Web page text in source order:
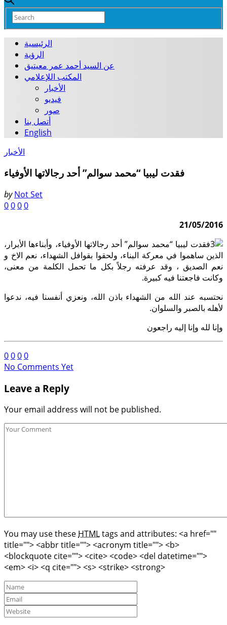
الرئيسية
الرؤية
عن السيد أحمد عمر معيتيق
المكتب اللإعلامي
الأخبار
فيديو
صور
أتصل بنا
English
الأخبار
فقدت ليبيا “محمد سوالم” أحد رجالاتها الأوفياء
by Not Set
0000
21/05/2016
فقدت ليبيا “محمد سوالم” أحد رجالاتها الأوفياء، وأبناءها الأبرار،
الذين ساهموا في معركة البناء، ولحقوا بقوافل الشهداء، نعم الاخ و
نعم الصديق ، وقد عرفته رجلاً بكل ما تحمل الكلمة من معنى،
وكانت فاجعتنا فيه كبيرة.
نحتسبه عند الله من الشهداء باذن الله، ونعزي أنفسنا فيه، ندعوا
لأهله بالصبر والسلوان.
وإنا لله وإنا إليه راجعون
0000
No Comments Yet
Leave a Reply
Your email address will not be published.
You may use theseHTMLtags and attributes: <a href=""
title=""> <abbr title=""> <acronym title=""> <b>
<blockquote cite=""> <cite> <code> <del datetime="">
<em> <i> <q cite=""> <s> <strike> <strong>